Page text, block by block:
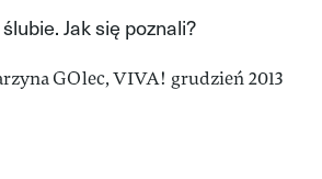
Jak się poznali?